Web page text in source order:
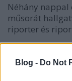
Blog - Do Not
Néhány nappal
műsorát
riporter és